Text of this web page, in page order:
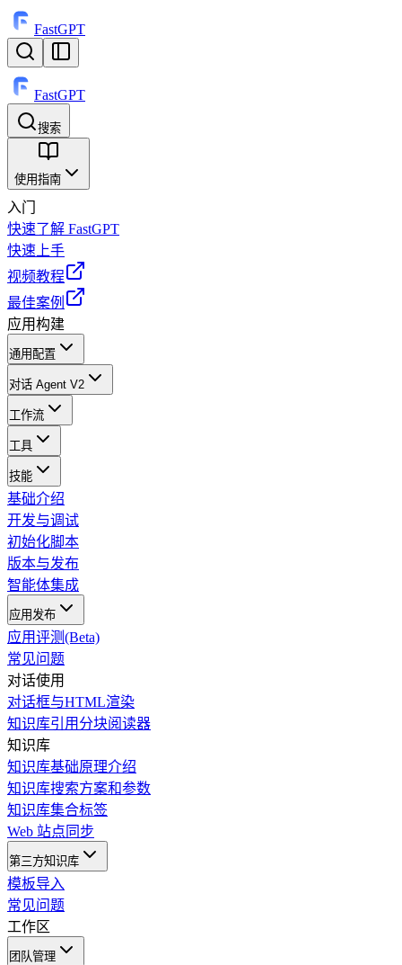
FastGPT
FastGPT
搜索
⌘K
使用指南
入门
快速了解 FastGPT
快速上手
视频教程
最佳案例
应用构建
通用配置
对话 Agent V2
工作流
工具
技能
基础介绍
开发与调试
初始化脚本
版本与发布
智能体集成
应用发布
应用评测(Beta)
常见问题
对话使用
对话框与HTML渲染
知识库引用分块阅读器
知识库
知识库基础原理介绍
知识库搜索方案和参数
知识库集合标签
Web 站点同步
第三方知识库
模板导入
常见问题
工作区
团队管理